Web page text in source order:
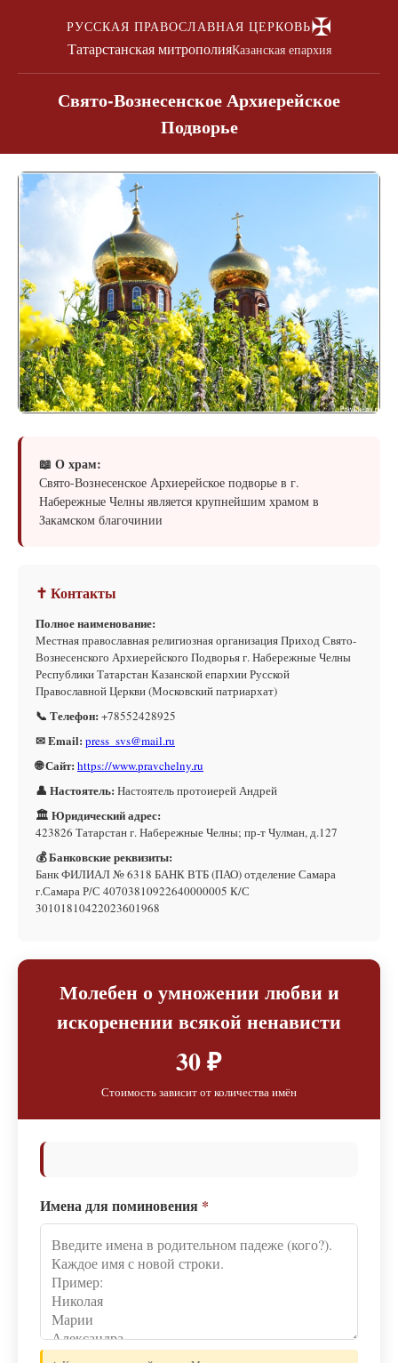
РУССКАЯ ПРАВОСЛАВНАЯ ЦЕРКОВЬ✠
Татарстанская митрополияКазанская епархия
Свято-Вознесенское Архиерейское
Подворье
📖 О храм:
Свято-Вознесенское Архиерейское подворье в г.
Набережные Челны является крупнейшим храмом в
Закамском благочинии
✝ Контакты
Полное наименование:
Местная православная религиозная организация Приход Свято-
Вознесенского Архиерейского Подворья г. Набережные Челны
Республики Татарстан Казанской епархии Русской
Православной Церкви (Московский патриархат)
📞 Телефон: +78552428925
✉ Email: press_svs@mail.ru
🌐 Сайт: https://www.pravchelny.ru
👤 Настоятель: Настоятель протоиерей Андрей
🏛 Юридический адрес:
423826 Татарстан г. Набережные Челны; пр-т Чулман, д.127
💰 Банковские реквизиты:
Банк ФИЛИАЛ № 6318 БАНК ВТБ (ПАО) отделение Самара
г.Самара Р/С 40703810922640000005 К/С
30101810422023601968
Молебен о умножении любви и
искоренении всякой ненависти
30 ₽
Стоимость зависит от количества имён
Имена для поминовения *